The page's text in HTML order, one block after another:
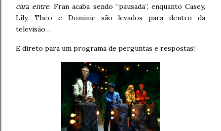
cara entre. Fran acaba sendo “pausada”, enquanto Casey,
Lily, Theo e Dominic são levados para dentro da
televisão…
E direto para um programa de perguntas e respostas!